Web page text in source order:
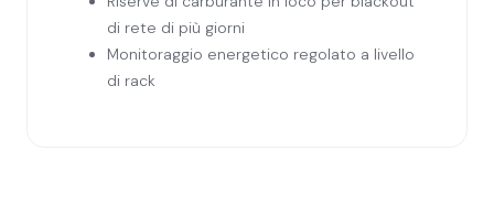
di rete di più giorni
Monitoraggio energetico regolato a livello
di rack